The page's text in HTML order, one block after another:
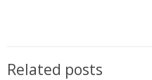
Related posts